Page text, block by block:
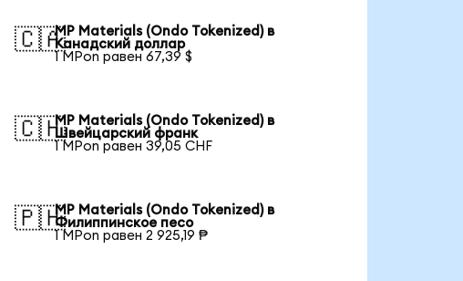
🇨🇦MP Materials (Ondo Tokenized) в
Канадский доллар
1 MPon равен 67,39 $
🇨🇭MP Materials (Ondo Tokenized) в
Швейцарский франк
1 MPon равен 39,05 CHF
🇵🇭MP Materials (Ondo Tokenized) в
Филиппинское песо
1 MPon равен 2 925,19 ₱